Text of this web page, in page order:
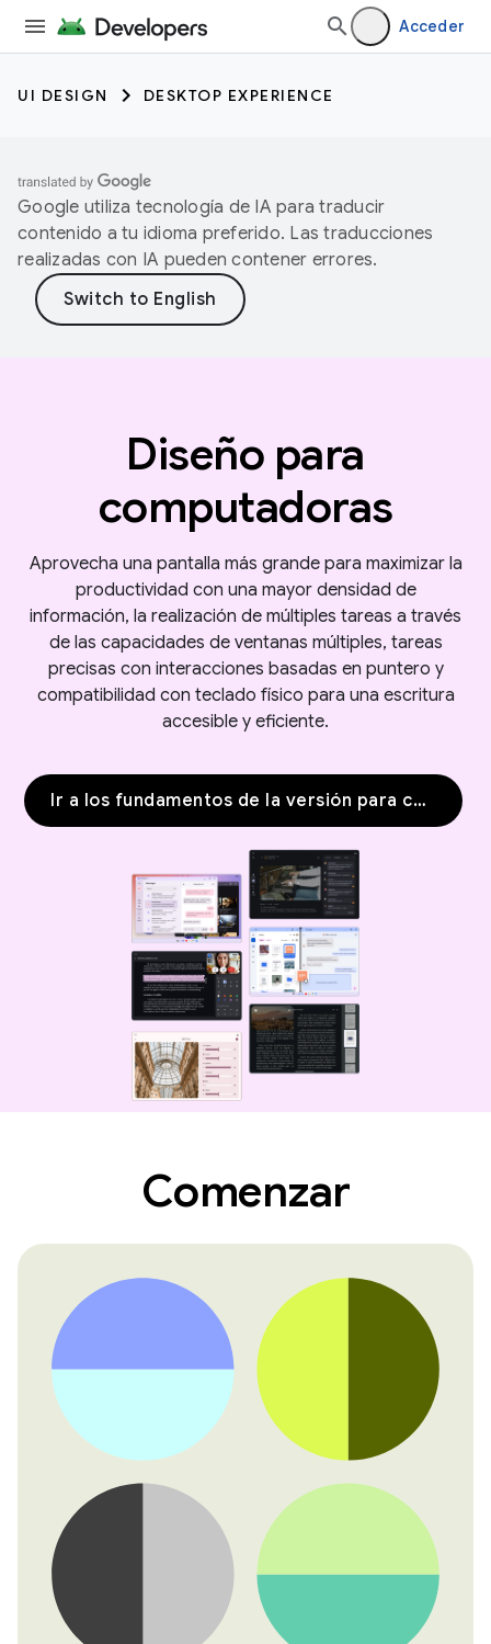
Acceder
UI DESIGN DESKTOP EXPERIENCE
Google utiliza tecnología de IA para traducir
contenido a tu idioma preferido. Las traducciones
realizadas con IA pueden contener errores.
Diseño para
computadoras
Aprovecha una pantalla más grande para maximizar la
productividad con una mayor densidad de
información, la realización de múltiples tareas a través
de las capacidades de ventanas múltiples, tareas
precisas con interacciones basadas en puntero y
compatibilidad con teclado físico para una escritura
accesible y eficiente.
Ir a los fundamentos de la versión para computadoras
Comenzar